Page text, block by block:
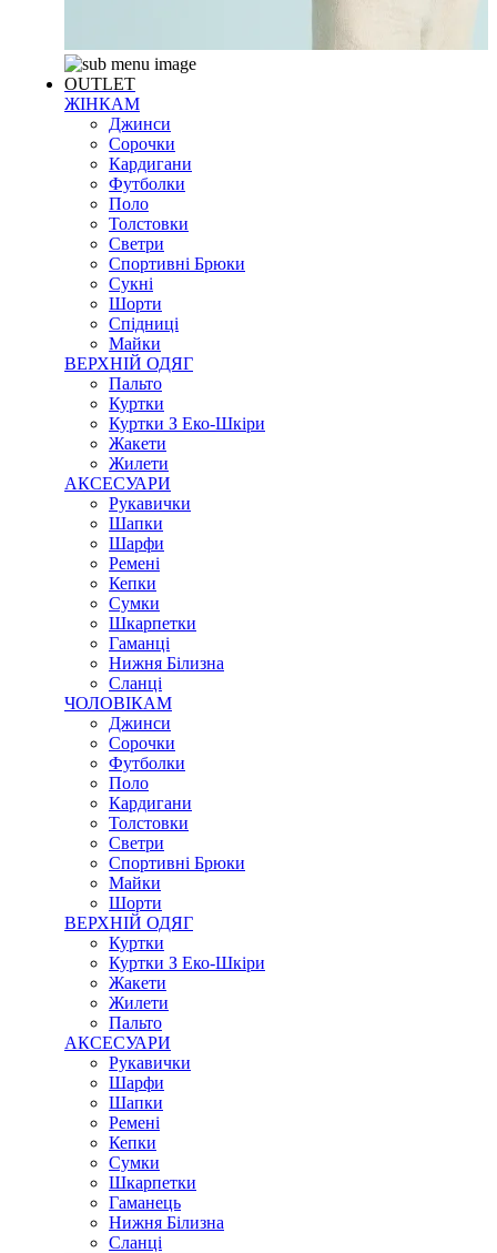
OUTLET
ЖІНКАМ
Джинси
Сорочки
Кардигани
Футболки
Поло
Толстовки
Светри
Спортивні Брюки
Сукні
Шорти
Спідниці
Майки
ВЕРХНІЙ ОДЯГ
Пальто
Куртки
Куртки З Еко-Шкіри
Жакети
Жилети
АКСЕСУАРИ
Рукавички
Шапки
Шарфи
Ремені
Кепки
Сумки
Шкарпетки
Гаманці
Нижня Білизна
Сланці
ЧОЛОВІКАМ
Джинси
Сорочки
Футболки
Поло
Кардигани
Толстовки
Светри
Спортивні Брюки
Майки
Шорти
ВЕРХНІЙ ОДЯГ
Куртки
Куртки З Еко-Шкіри
Жакети
Жилети
Пальто
АКСЕСУАРИ
Рукавички
Шарфи
Шапки
Ремені
Кепки
Сумки
Шкарпетки
Гаманець
Нижня Білизна
Сланці